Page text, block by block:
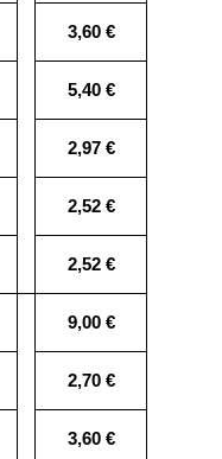
3,60 €
5,40 €
2,97 €
2,52 €
2,52 €
9,00 €
2,70 €
3,60 €